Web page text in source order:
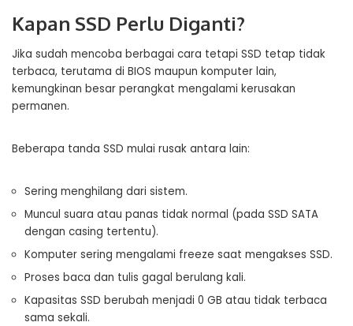
Kapan SSD Perlu Diganti?
Jika sudah mencoba berbagai cara tetapi SSD tetap tidak
terbaca, terutama di BIOS maupun komputer lain,
kemungkinan besar perangkat mengalami kerusakan
permanen.
Beberapa tanda SSD mulai rusak antara lain:
Sering menghilang dari sistem.
Muncul suara atau panas tidak normal (pada SSD SATA
dengan casing tertentu).
Komputer sering mengalami freeze saat mengakses SSD.
Proses baca dan tulis gagal berulang kali.
Kapasitas SSD berubah menjadi 0 GB atau tidak terbaca
sama sekali.